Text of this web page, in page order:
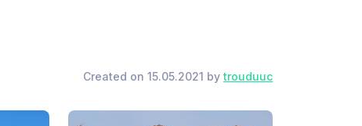
Created on 15.05.2021 bytrouduuc